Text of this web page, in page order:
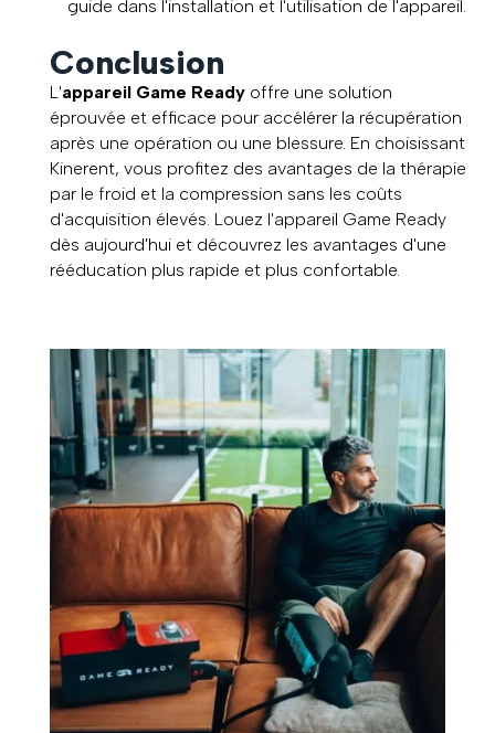
guide dans l'installation et l'utilisation de l'appareil.
Conclusion
L'appareil Game Readyoffre une solution
éprouvée et efficace pour accélérer la récupération
après une opération ou une blessure. En choisissant
Kinerent, vous profitez des avantages de la thérapie
par le froid et la compression sans les coûts
d'acquisition élevés. Louez l'appareil Game Ready
dès aujourd'hui et découvrez les avantages d'une
rééducation plus rapide et plus confortable.